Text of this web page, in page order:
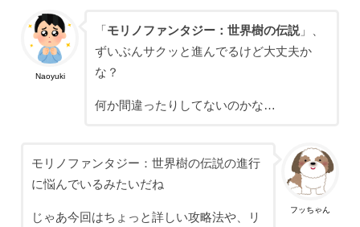
Naoyuki
「 モリノファンタジー：世界樹の伝説 」、
ずいぶんサクッと進んでるけど大丈夫か
な？
何か間違ったりしてないのかな…
フッちゃん
モリノファンタジー：世界樹の伝説の進行
に悩んでいるみたいだね
じゃあ今回はちょっと詳しい攻略法や、リ